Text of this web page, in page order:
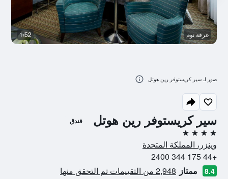
سير كريستوفر رين هوتل فندق
4 نجوم
وينزر، المملكة المتحدة
+44 175 344 2400
8.4 ممتاز 2,948 من التقييمات تم التحقق منها
غرفة نوم 1/52
صور لـ سير كريستوفر رين هوتل